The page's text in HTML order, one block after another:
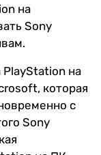
на
Sony
PlayStation на
которая
с
Sony